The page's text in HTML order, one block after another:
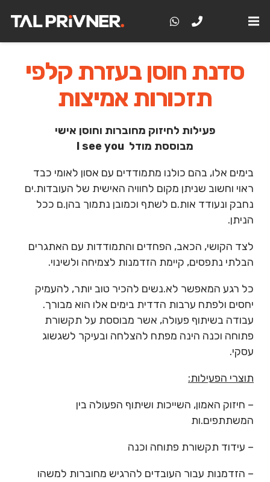
סדנת חוסן בעזרת קלפי
תזכורות אמיצות
פעילות לחיזוק מחוברות וחוסן אישי
מבוססת מודל
בימים אלו, בהם כולנו מתמודדים עם אסון לאומי כבד
ראוי וחשוב שניתן מקום לחוויה האישית של העובדות.ים
נחבק ונעודד אות.ם לשתף וכמובן נתמוך בהן.ם ככל
הניתן.
לצד הקושי, הכאב, הפחדים והתמודדות עם האתגרים
הבלתי נתפסים, קיימת הזדמנות לצמיחה ולשינוי.
כל רגע המאפשר לא.נשים להכיר טוב יותר, להעמיק
יחסים ולפתח ערבות הדדית בימים אלו הוא מבורך.
עבודה בשיתוף פעולה, אשר מבוססת על תקשורת
פתוחה וכנה הינה מפתח להצלחה ובעיקר לשגשוג
עסקי.
תוצרי הפעילות:
– חיזוק האמון, השייכות ושיתוף הפעולה בין
המשתתפים.ות
– עידוד תקשורת פתוחה וכנה
– הזדמנות עבור העובדים להרגיש מחוברות למשהו